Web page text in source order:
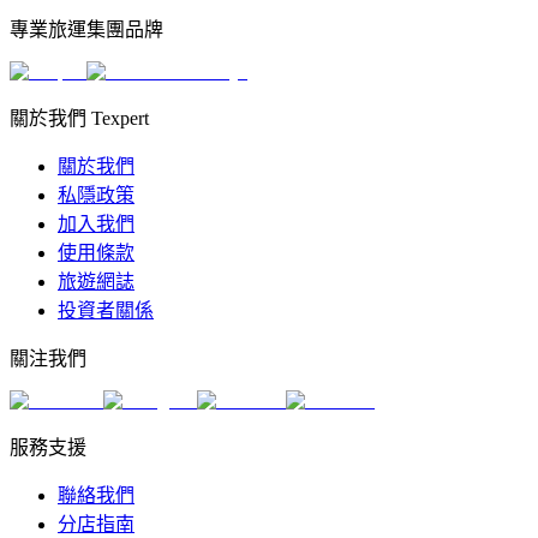
專業旅運集團品牌
關於我們 Texpert
關於我們
私隱政策
加入我們
使用條款
旅遊網誌
投資者關係
關注我們
服務支援
聯絡我們
分店指南